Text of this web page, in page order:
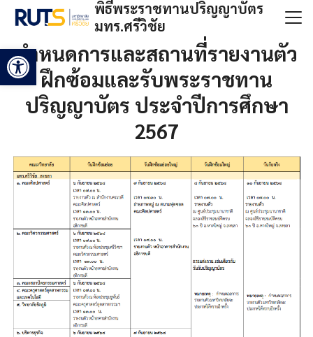
Open toolbar
Skip
content
พิธีพระราชทานปริญญาบัตร
มทร.ศรีวิชัย
Search
for:
กำหนดการและสถานที่รายงานตัว
ฝึกซ้อมและรับพระราชทาน
ปริญญาบัตร ประจำปีการศึกษา
2567